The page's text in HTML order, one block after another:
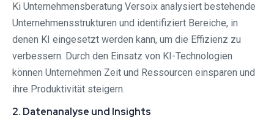
Ki Unternehmensberatung Versoix analysiert bestehende
Unternehmensstrukturen und identifiziert Bereiche, in
denen KI eingesetzt werden kann, um die Effizienz zu
verbessern. Durch den Einsatz von KI-Technologien
können Unternehmen Zeit und Ressourcen einsparen und
ihre Produktivität steigern.
2. Datenanalyse und Insights